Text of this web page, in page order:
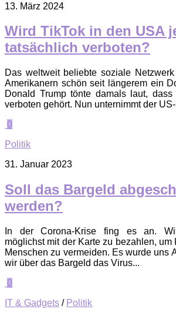
13. März 2024
Wird TikTok in den USA
tatsächlich verboten?
Das weltweit beliebte soziale
Amerikanern schön seit längerem ein
Donald Trump tönte damals laut,
verboten gehört. Nun unternimmt der
0
Politik
31. Januar 2023
Soll das Bargeld
werden?
In der Corona-Krise fing es an.
möglichst mit der Karte zu bezahlen, um
Menschen zu vermeiden. Es wurde uns
wir über das Bargeld das Virus...
0
IT & Gadgets / Politik